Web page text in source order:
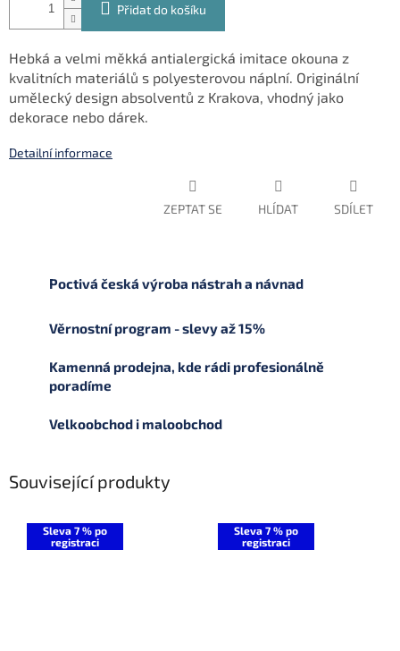
Přidat do košíku
Hebká a velmi měkká antialergická imitace okouna z
kvalitních materiálů s polyesterovou náplní. Originální
umělecký design absolventů z Krakova, vhodný jako
dekorace nebo dárek.
Detailní informace
ZEPTAT SE HLÍDAT SDÍLET
Poctivá česká výroba nástrah a návnad
Věrnostní program - slevy až 15%
Kamenná prodejna, kde rádi profesionálně
poradíme
Velkoobchod i maloobchod
Související produkty
Sleva 7 % po
registraci
Sleva 7 % po
registraci